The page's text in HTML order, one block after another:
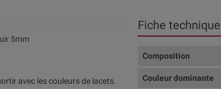
5mm
avec les couleurs de lacets.
Fiche technique
Composition
Couleur dominante